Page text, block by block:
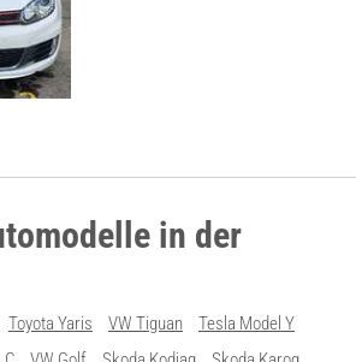
in der
Toyota Yaris VW Tiguan
Tesla Model Y